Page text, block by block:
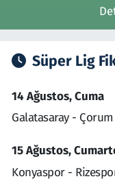
Süper Lig
14 Ağustos, Cuma
Galatasaray - Çorum
15 Ağustos,
Konyaspor -